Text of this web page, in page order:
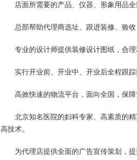
店面所需要的产品、仪器、形象用品
总部帮助代理商选址、跟进装修、验收
专业的设计师提供装修设计图纸，合理
实行开业前、开业中、开业后全程跟
高效快速的物流平台，面向全国，保
北京知名医院的妇科专家、高素质的
高技术。
为代理店提供全面的广告宣传策划，